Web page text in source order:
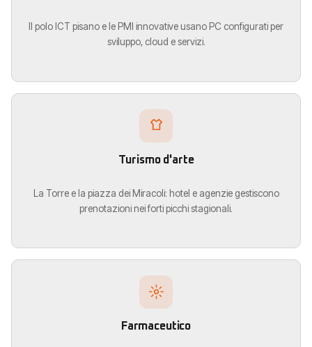
Il polo ICT pisano e le PMI innovative usano PC configurati per
sviluppo, cloud e servizi.
Turismo d'arte
La Torre e la piazza dei Miracoli: hotel e agenzie gestiscono
prenotazioni nei forti picchi stagionali.
Farmaceutico